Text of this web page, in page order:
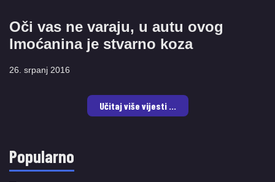
Oči vas ne varaju, u autu ovog
Imoćanina je stvarno koza
26. srpanj 2016
Učitaj više vijesti ...
Popularno